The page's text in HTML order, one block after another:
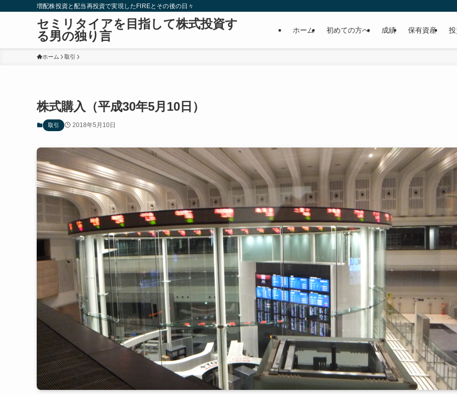
増配株投資と配当再投資で実現したFIREとその後の日々
セミリタイアを目指して株式投資す
る男の独り言
ホーム 初めての方へ 成績 保有資産
ホーム 取引
株式購入（平成30年5月10日）
取引 2018年5月10日